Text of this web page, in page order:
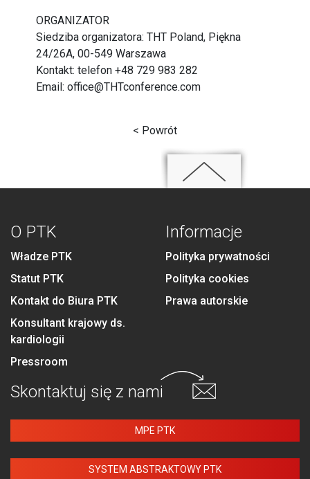
ORGANIZATOR
Siedziba organizatora: THT Poland, Piękna
24/26A, 00-549 Warszawa
Kontakt: telefon +48 729 983 282
Email:office@THTconference.com
< Powrót
O PTK
Władze PTK
Statut PTK
Kontakt do Biura PTK
Konsultant krajowy ds.
kardiologii
Pressroom
Informacje
Polityka prywatności
Polityka cookies
Prawa autorskie
Skontaktuj się z nami
MPE PTK
SYSTEM ABSTRAKTOWY PTK